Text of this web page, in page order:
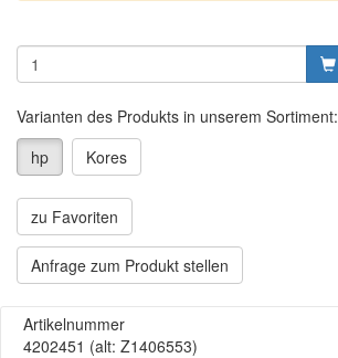
Varianten des Produkts in unserem Sortiment:
hp
Kores
zu Favoriten
Anfrage zum Produkt stellen
Artikelnummer
4202451 (alt: Z1406553)